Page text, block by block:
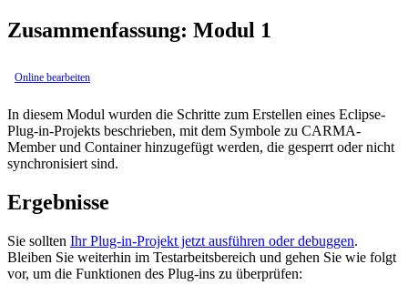
Zusammenfassung: Modul 1
Online bearbeiten
In diesem Modul wurden die Schritte zum Erstellen eines Eclipse-
Plug-in-Projekts beschrieben, mit dem Symbole zu CARMA-
Member und Container hinzugefügt werden, die gesperrt oder nicht
synchronisiert sind.
Ergebnisse
Sie sollten Ihr Plug-in-Projekt jetzt ausführen oder debuggen.
Bleiben Sie weiterhin im Testarbeitsbereich und gehen Sie wie folgt
vor, um die Funktionen des Plug-ins zu überprüfen: